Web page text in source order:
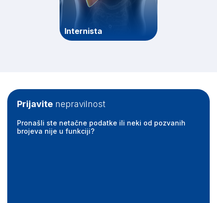
Internista
Prijavite nepravilnost
Pronašli ste netačne podatke ili neki od pozvanih
brojeva nije u funkciji?